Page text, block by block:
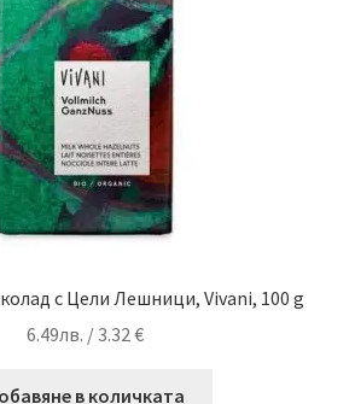
с Цели Лешници, Vivani, 100 g
6.49лв. / 3.32 €
в количката